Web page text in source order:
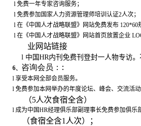
l 免费一年专家咨询服务；
l 免费参加国家人力资源管理师培训认证2人次；
l 在《中国人才战略联盟》 网站免费发布120*60
l 在《中国人才战略联盟》 网站首页放置企业
业网站链接
l 中国HR内刊免费刊登封一人物专访。
6、 咨询会员：
：
l 享受本网全部会员服务。
l 免费参加本网举办的年度论坛、峰会、交流活
（5人次食宿全含）
l 成为中国HR经理俱乐部副理事长免费参加俱乐
（食宿全含1人次）；